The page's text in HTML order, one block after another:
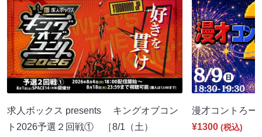
求人ボックス presents キングオブコン
ト2026予選２回戦① ［8/1（土）
漫才コントろ
¥1300 (税込)